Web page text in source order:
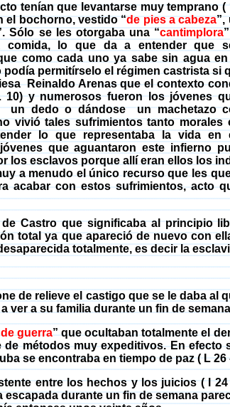
tenían que levantarse muy temprano(
el bochorno, vestido “de pies a cabeza”,
Sólo se les otorgaba una “cantimplora
comida, lo que da a entender que
como cada uno ya sabe sin agua
permitírselo el régimen castrista si
Reinaldo Arenas que el contexto
10) y numerosos fueron los jóvenes
un dedo o dándose un machetazo
vivió tales sufrimientos tanto morales
lo que representaba la vida en
que aguantaron este infierno
los esclavos porque allí eran ellos los
a menudo el único recurso que les
acabar con estos sufrimientos, acto
Castro que significaba al principio
total ya que apareció de nuevo con
totalmente, es decir la
de relieve el castigo que se le daba al
ver a su familia durante un fin de
guerra” que ocultaban totalmente el
métodos muy expeditivos. En efecto
se encontraba en tiempo de paz( L26
entre los hechos y los juicios( l24
escapada durante un fin de semana